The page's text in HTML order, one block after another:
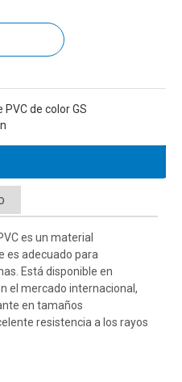
de color GS
es un material
es adecuado para
Está disponible en
el mercado internacional,
en tamaños
resistencia a los rayos